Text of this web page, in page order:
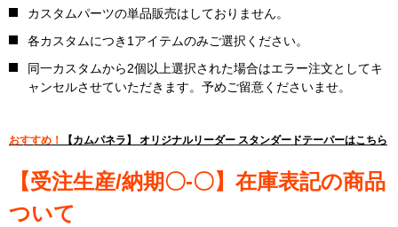
カスタムパーツの単品販売はしておりません。
各カスタムにつき1アイテムのみご選択ください。
同一カスタムから2個以上選択された場合はエラー注文としてキ
ャンセルさせていただきます。予めご留意くださいませ。
おすすめ！ 【カムパネラ】 オリジナルリーダー スタンダードテーパーはこちら
【受注生産/納期〇-〇】在庫表記の商品
ついて